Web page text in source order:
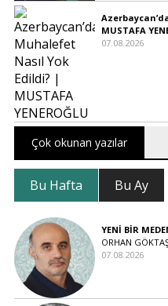
MUSTAFA
07.08.2026
Çok okunan yazılar
Bu Hafta Bu Ay
YENİ BİR
ORHAN
07.08.2026